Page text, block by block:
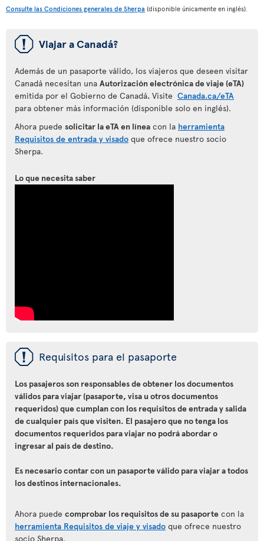
Consulte las Condiciones generales de Sherpa (disponible únicamente en inglés).
ü Viajar a Canadá?
Además de un pasaporte válido, los viajeros que deseen visitar
Canadá necesitan una Autorización electrónica de viaje (eTA)
emitida por el Gobierno de Canadá. Visite Canada.ca/eTA
para obtener más información (disponible solo en inglés).
Ahora puede solicitar la eTA en línea con la herramienta
Requisitos de entrada y visado que ofrece nuestro socio
Sherpa.
Lo que necesita saber
ü Requisitos para el pasaporte
Los pasajeros son responsables de obtener los documentos
válidos para viajar (pasaporte, visa u otros documentos
requeridos) que cumplan con los requisitos de entrada y salida
de cualquier país que visiten. El pasajero que no tenga los
documentos requeridos para viajar no podrá abordar o
ingresar al país de destino.
Es necesario contar con un pasaporte válido para viajar a todos
los destinos internacionales.
Ahora puede comprobar los requisitos de su pasaporte con la
herramienta Requisitos de viaje y visado que ofrece nuestro
socio Sherpa.